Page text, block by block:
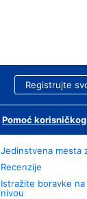
Registrujte
Pomoć
Jedinstvena mesta
Recenzije
Istražite boravke
nivou